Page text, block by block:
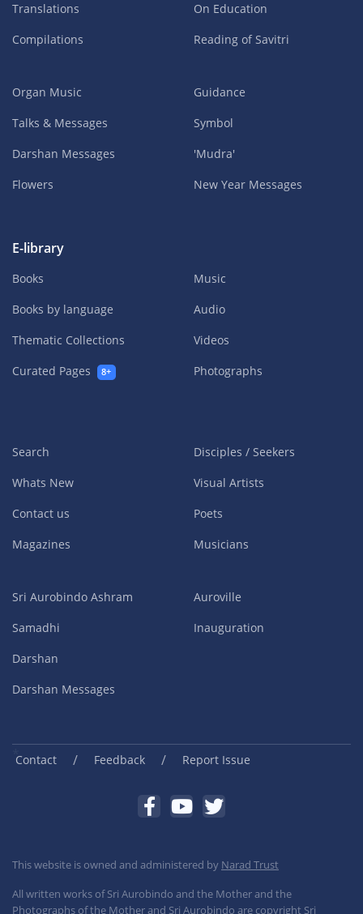
Translations
Compilations
On Education
Reading of Savitri
Organ Music
Talks & Messages
Darshan Messages
Flowers
Guidance
Symbol
'Mudra'
New Year Messages
E-library
Books
Books by language
Thematic Collections
Curated Pages
8+
Music
Audio
Videos
Photographs
Search
Whats New
Contact us
Magazines
Disciples / Seekers
Visual Artists
Poets
Musicians
Sri Aurobindo Ashram
Samadhi
Darshan
Darshan Messages
Auroville
Inauguration
Contact / Feedback / Report Issue
This website is owned and administered by Narad Trust
All written works of Sri Aurobindo and the Mother and the
Photographs of the Mother and Sri Aurobindo are copyright Sri